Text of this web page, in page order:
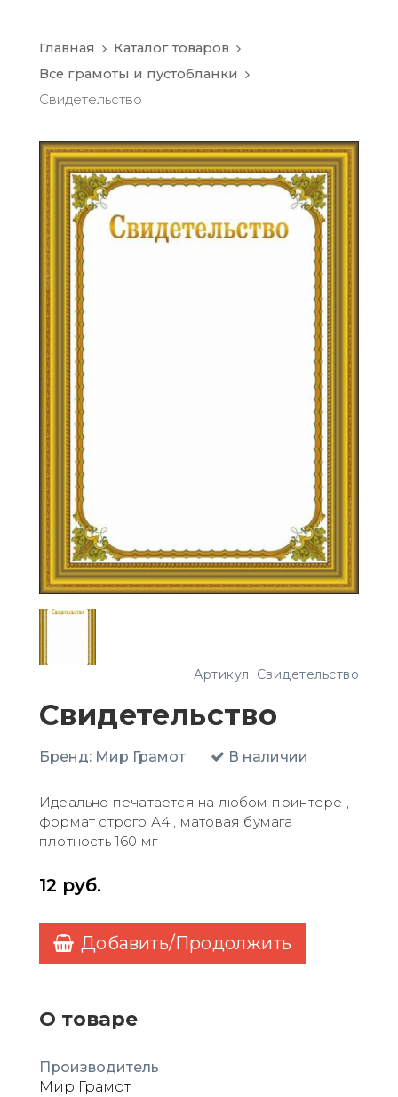
Главная
Каталог товаров
Все грамоты и пустобланки
Свидетельство
Артикул: Свидетельство
Свидетельство
Бренд: Мир Грамот В наличии
Идеально печатается на любом принтере ,
формат строго А4 , матовая бумага ,
плотность 160 мг
12 руб.
Добавить/Продолжить
О товаре
Производитель
Мир Грамот